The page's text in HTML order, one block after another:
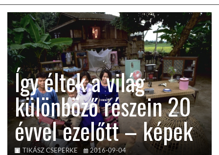
LATIN-AMERIKA
KÖZEL-KELET
AUSZTRÁLIA
A VILÁG ITTHON
Így éltek a világ
különböző részein 20
évvel ezelőtt – képek
TIKÁSZ CSEPERKE 2016-09-04